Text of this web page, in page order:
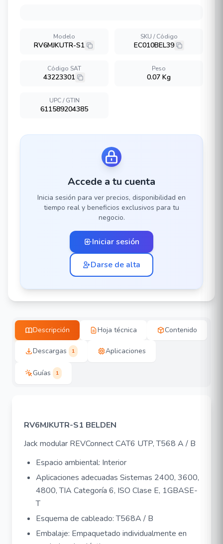
Modelo
RV6MJKUTR-S1
SKU / Código
EC010BEL39
Código SAT
43223301
Peso
0.07 Kg
UPC / GTIN
611589204385
Accede a tu cuenta
Inicia sesión para ver precios, disponibilidad en
tiempo real y beneficios exclusivos para tu
negocio.
Iniciar sesión
Darse de alta
Descripción Hoja técnica Contenido
Descargas 1 Aplicaciones
Guías 1
RV6MJKUTR-S1 BELDEN
Jack modular REVConnect CAT6 UTP, T568 A / B
Espacio ambiental: Interior
Aplicaciones adecuadas Sistemas 2400, 3600,
4800, TIA Categoría 6, ISO Clase E, 1GBASE-
T
Esquema de cableado: T568A / B
Embalaje: Empaquetado individualmente en